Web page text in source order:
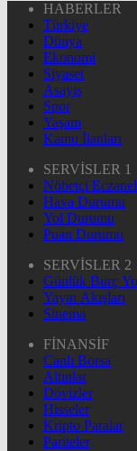
HABERLER
Türkiye
Dünya
Ekonomi
Siyaset
Asayiş
Spor
Yaşam
Kamu İlanları
SERVİSLER 1
Nöbetçi
Hava Durumu
Yol Durumu
Puan Durumu
SERVİSLER 2
Günlük Burç
Yayın Akışları
Sinema
FİNANSİF
Canlı Borsa
Altınlar
Dövizler
Hisseler
Kripto Paralar
Pariteler